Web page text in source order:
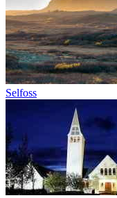
Selfoss